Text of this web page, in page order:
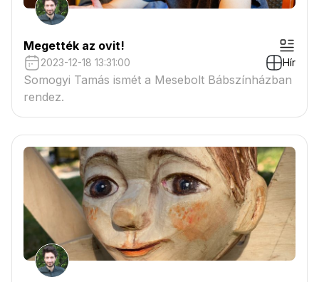
Megették az ovit!
2023-12-18 13:31:00 Hír
Somogyi Tamás ismét a Mesebolt Bábszínházban
rendez.